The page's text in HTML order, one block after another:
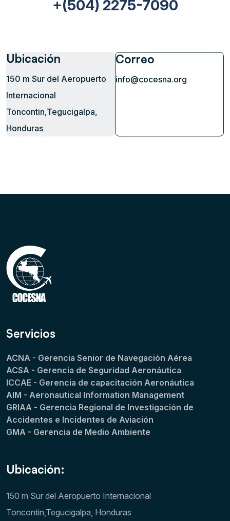
+(504) 2275-7090
Ubicación
150 m Sur del Aeropuerto
Internacional
Toncontin,Tegucigalpa,
Honduras
Correo
info@cocesna.org
Servicios
ACNA - Gerencia Senior de Navegación Aérea
ACSA - Gerencia de Seguridad Aeronáutica
ICCAE - Gerencia de capacitación Aeronáutica
AIM - Aeronautical Information Management
GRIAA - Gerencia Regional de Investigación de
Accidentes e Incidentes de Aviación
GMA - Gerencia de Medio Ambiente
Ubicación:
150 m Sur del Aeropuerto Internacional
Toncontin,Tegucigalpa, Honduras